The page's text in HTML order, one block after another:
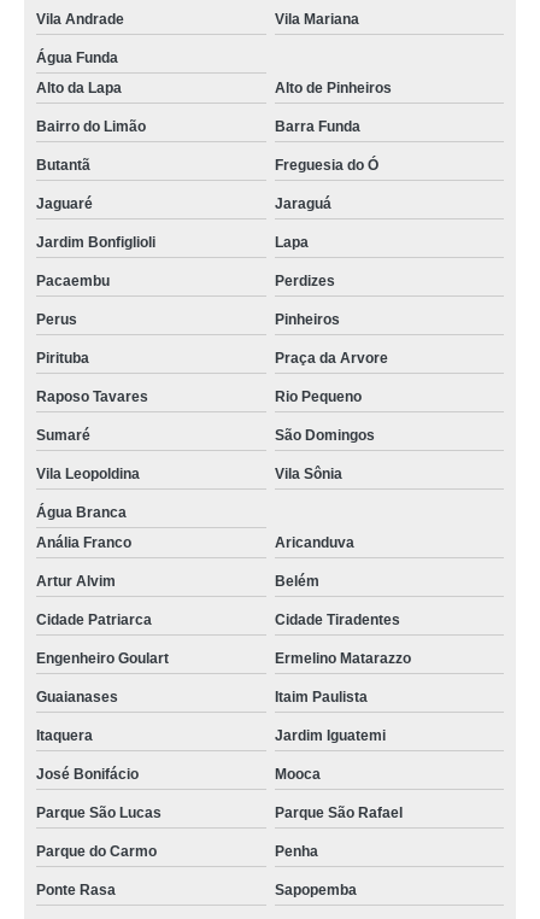
Vila Andrade Vila Mariana
Água Funda
Alto da Lapa
Alto de Pinheiros
Bairro do Limão Barra Funda
Butantã Freguesia do Ó
Jaguaré Jaraguá
Jardim Bonfiglioli Lapa
Pacaembu Perdizes
Perus Pinheiros
Pirituba Praça da Arvore
Raposo Tavares Rio Pequeno
Sumaré São Domingos
Vila Leopoldina Vila Sônia
Água Branca
Anália Franco
Aricanduva
Artur Alvim Belém
Cidade Patriarca Cidade Tiradentes
Engenheiro Goulart Ermelino Matarazzo
Guaianases Itaim Paulista
Itaquera Jardim Iguatemi
José Bonifácio Mooca
Parque São Lucas Parque São Rafael
Parque do Carmo Penha
Ponte Rasa Sapopemba